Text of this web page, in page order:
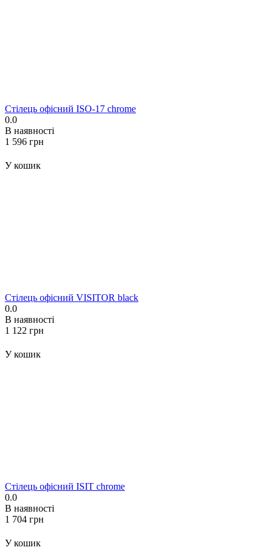
Стілець офісний ISO-17 chrome
0.0
В наявності
‍1 596‍ грн
У кошик
Стілець офісний VISITOR black
0.0
В наявності
‍1 122‍ грн
У кошик
Стілець офісний ISIT chrome
0.0
В наявності
‍1 704‍ грн
У кошик